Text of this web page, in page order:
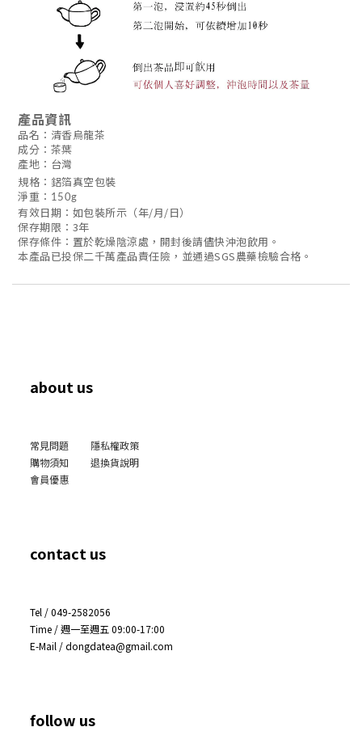
產品資訊
品名：清香烏龍茶
成分：茶葉
產地：台灣
規格：鋁箔真空包裝
淨重：150g
有效日期：如包裝所示（年/月/日）
保存期限：3年
保存條件：置於乾燥陰涼處，開封後請儘快沖泡飲用。
本產品已投保二千萬產品責任險，並通過SGS農藥檢驗合格。
about us
常見問題
隱私權政策
購物須知
退換貨說明
會員優惠
contact us
Tel / 049-2582056
Time / 週一至週五 09:00-17:00
E-Mail / dongdatea@gmail.com
follow us